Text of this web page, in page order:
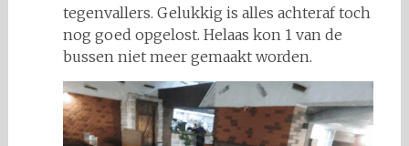
tegenvallers. Gelukkig is alles achteraf toch
nog goed opgelost. Helaas kon 1 van de
bussen niet meer gemaakt worden.